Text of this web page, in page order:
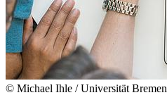
© Michael Ihle / Universität Bremen